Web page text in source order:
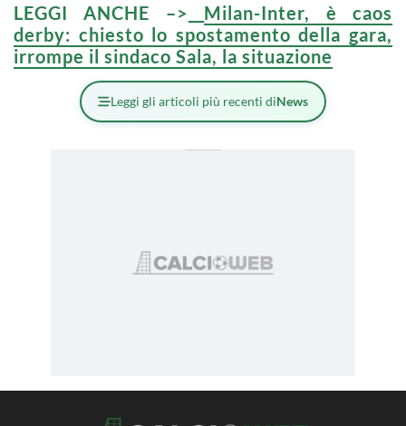
LEGGI ANCHE –>
Milan-Inter, è caos
derby: chiesto lo spostamento della gara,
irrompe il sindaco Sala, la situazione
Leggi gli articoli più recenti diNews